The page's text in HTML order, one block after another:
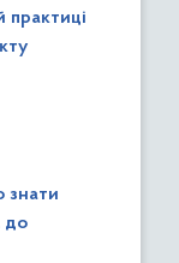
практиці
знати
до